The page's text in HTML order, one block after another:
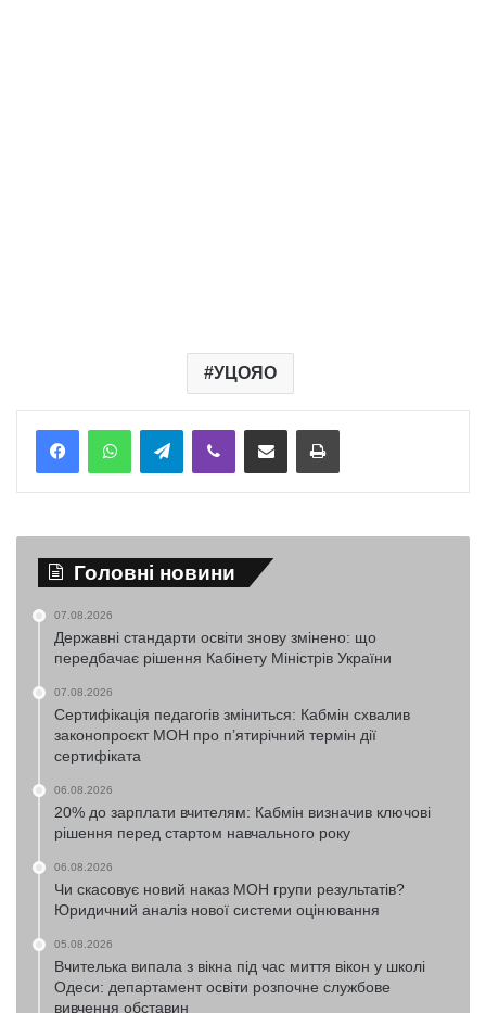
УЦОЯО
TelegramViber Надіслати електронною поштоюНадрукувати
Головні новини
07.08.2026
Державні стандарти освіти знову змінено: що
передбачає рішення Кабінету Міністрів України
07.08.2026
Сертифікація педагогів зміниться: Кабмін схвалив
законопроєкт МОН про п’ятирічний термін дії
сертифіката
06.08.2026
20% до зарплати вчителям: Кабмін визначив ключові
рішення перед стартом навчального року
06.08.2026
Чи скасовує новий наказ МОН групи результатів?
Юридичний аналіз нової системи оцінювання
05.08.2026
Вчителька випала з вікна під час миття вікон у школі
Одеси: департамент освіти розпочне службове
вивчення обставин